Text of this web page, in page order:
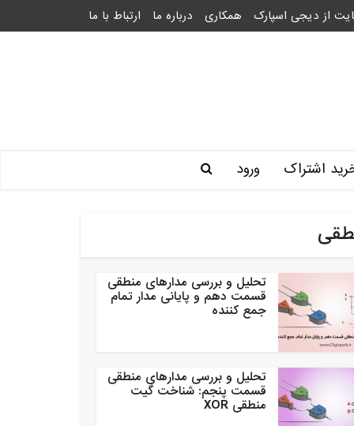
از دیجی اسپارک همکاری درباره ما ارتباط با ما
اشتراک ورود
تحلیل و بررسی مدارهای منطقی
قسمت دهم و پایانی مدار تمام
جمع کننده
تحلیل و بررسی مدارهای منطقی
قسمت پنجم: شناخت گیت
منطقی XOR